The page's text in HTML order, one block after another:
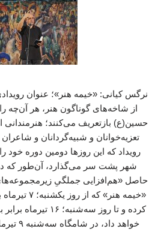
نرگس کیانی: «خیمه هنر»؛ عنوان
از شاخه‌های گوناگون هنر، هر آن‌چه
حسین(ع) بازتعریف می‌کنند؛ هنرمندانی
تعزیه‌خوانان و شبیه‌گردانان و
رویداد که این روزها دومین دوره خود
شهر پشت سر می‌گذارد، آن‌طور که
حاصل «هم‌افزایی جملگیِ
خواهد